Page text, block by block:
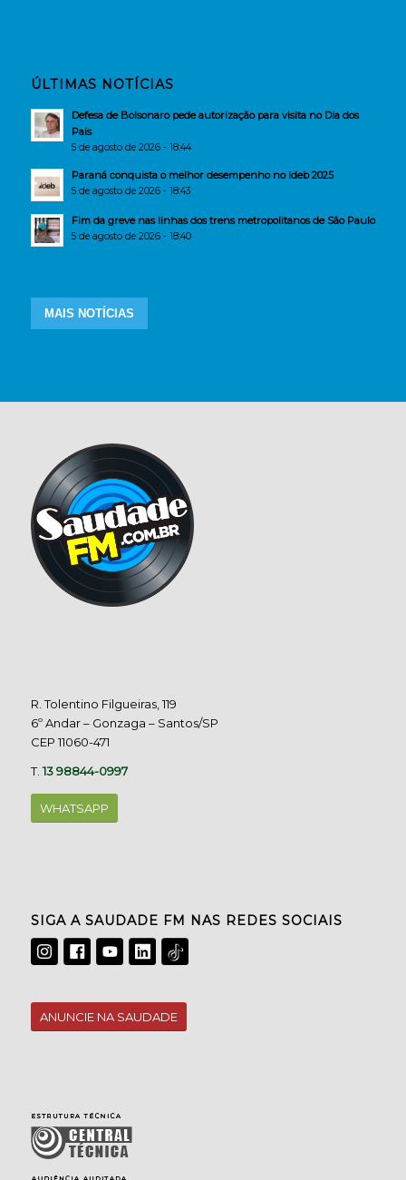
ÚLTIMAS NOTÍCIAS
Defesa de Bolsonaro pede autorização para visita no Dia dos
Pais
5 de agosto de 2026 - 18:44
Paraná conquista o melhor desempenho no Ideb 2025
5 de agosto de 2026 - 18:43
Fim da greve nas linhas dos trens metropolitanos de São Paulo
5 de agosto de 2026 - 18:40
MAIS NOTÍCIAS
R. Tolentino Filgueiras, 119
6º Andar – Gonzaga – Santos/SP
CEP 11060-471
T.13 98844-0997
WHATSAPP
SIGA A SAUDADE FM NAS REDES SOCIAIS
ANUNCIE NA SAUDADE